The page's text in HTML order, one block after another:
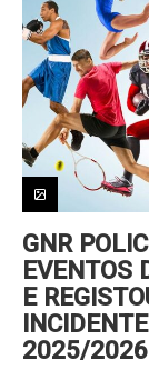
GNR
EVENTOS
E
2025/2026